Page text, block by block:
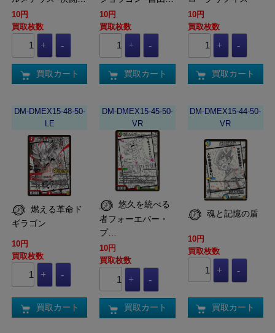
10円
買取枚数
買取カート
10円
買取枚数
買取カート
10円
買取枚数
買取カート
DM-DMEX15-48-50-
LE
ギラゴン
10円
買取枚数
買取カート
DM-DMEX15-45-50-
VR
悠久を統べる
者フォーエバー・
プ…
10円
買取枚数
買取カート
DM-DMEX15-44-50-
VR
魂と記憶の盾
10円
買取枚数
買取カート